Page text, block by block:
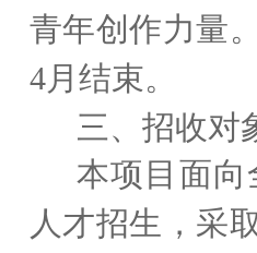
青年创作力量
4月结束。
三、招收对
本项目面
人才招生，采